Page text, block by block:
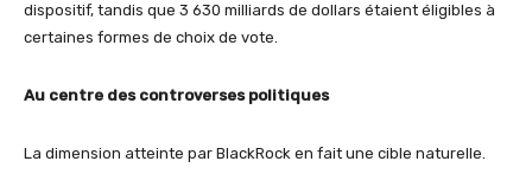
dispositif, tandis que 3 630 milliards de dollars étaient éligibles à
certaines formes de choix de vote.
Au centre des controverses politiques
La dimension atteinte par BlackRock en fait une cible naturelle.